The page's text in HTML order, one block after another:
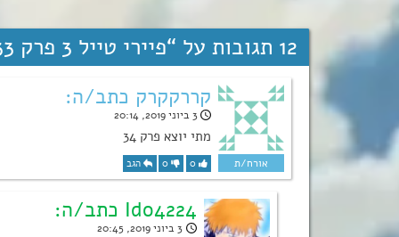
12 תגובות על “ פיירי טייל 3 פרק 33!
קררקקרק כתב/ה:
3 ביוני 2019, 20:14
מתי יוצא פרק 34
0
0 הגב
Ido4224 כתב/ה:
3 ביוני 2019, 20:45